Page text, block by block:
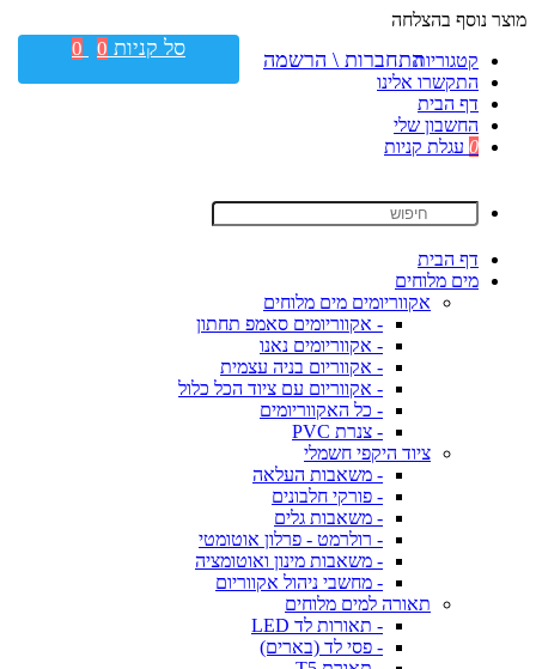
מוצר נוסף בהצלחה
קטגוריות
התקשרו אלינו
דף הבית
החשבון שלי
0 עגלת קניות
דף הבית
מים מלוחים
אקווריומים מים מלוחים
- אקווריומים סאמפ תחתון
- אקווריומים נאנו
- אקווריום בניה עצמית
- אקווריום עם ציוד הכל כלול
- כל האקווריומים
- צנרת PVC
ציוד היקפי חשמלי
- משאבות העלאה
- פורקי חלבונים
- משאבות גלים
- רולרמט - פרלון אוטומטי
- משאבות מינון ואוטומציה
- מחשבי ניהול אקווריום
תאורה למים מלוחים
- תאורות לד LED
- פסי לד (בארים)
התחברות \ הרשמה סל קניות 0
0